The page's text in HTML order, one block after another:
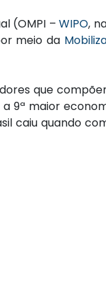
(OMPI –WIPO,
meio da
que
9ª maior
caiu quando